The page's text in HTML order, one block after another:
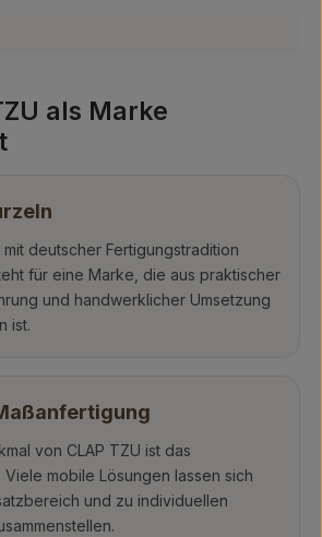
als Marke
mit deutscher Fertigungstradition
für eine Marke, die aus praktischer
und handwerklicher Umsetzung
ist.
von CLAP TZU ist das
Viele mobile Lösungen lassen sich
und zu individuellen